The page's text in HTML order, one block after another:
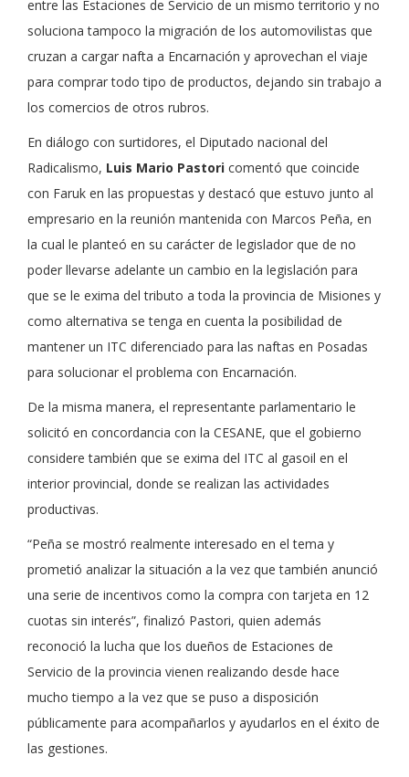
entre las Estaciones de Servicio de un mismo territorio y no
soluciona tampoco la migración de los automovilistas que
cruzan a cargar nafta a Encarnación y aprovechan el viaje
para comprar todo tipo de productos, dejando sin trabajo a
los comercios de otros rubros.
En diálogo con surtidores, el Diputado nacional del
Radicalismo, Luis Mario Pastori comentó que coincide
con Faruk en las propuestas y destacó que estuvo junto al
empresario en la reunión mantenida con Marcos Peña, en
la cual le planteó en su carácter de legislador que de no
poder llevarse adelante un cambio en la legislación para
que se le exima del tributo a toda la provincia de Misiones y
como alternativa se tenga en cuenta la posibilidad de
mantener un ITC diferenciado para las naftas en Posadas
para solucionar el problema con Encarnación.
De la misma manera, el representante parlamentario le
solicitó en concordancia con la CESANE, que el gobierno
considere también que se exima del ITC al gasoil en el
interior provincial, donde se realizan las actividades
productivas.
“Peña se mostró realmente interesado en el tema y
prometió analizar la situación a la vez que también anunció
una serie de incentivos como la compra con tarjeta en 12
cuotas sin interés”, finalizó Pastori, quien además
reconoció la lucha que los dueños de Estaciones de
Servicio de la provincia vienen realizando desde hace
mucho tiempo a la vez que se puso a disposición
públicamente para acompañarlos y ayudarlos en el éxito de
las gestiones.